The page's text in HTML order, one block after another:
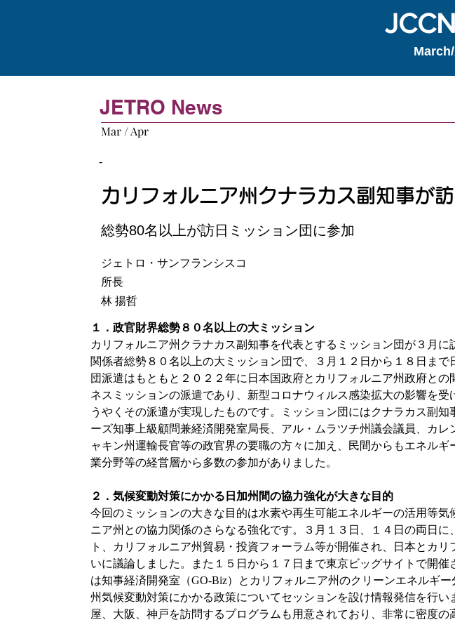
JETRO News
Mar / Apr
-
カリフォルニア州クナラカス副知事が訪
総勢80名以上が訪日ミッション団に参加
ジェトロ・サンフランシスコ
所長
林 揚哲
１．政官財界総勢８０名以上の大ミッション
カリフォルニア州クラナカス副知事を代表とするミッション団が３月
関係者総勢８０名以上の大ミッション団で、３月１２日から１８日ま
団派遣はもともと２０２２年に日本国政府とカリフォルニア州政府と
ネスミッションの派遣であり、新型コロナウィルス感染拡大の影響を受
うやくその派遣が実現したものです。ミッション団にはクナラカス副
ーズ知事上級顧問兼経済開発室局長、アル・ムラツチ州議会議員、カ
ャキン州運輸長官等の政官界の要職の方々に加え、民間からもエネル
業分野等の経営層から多数の参加がありました。
２．気候変動対策にかかる日加州間の協力強化が大きな目的
今回のミッションの大きな目的は水素や再生可能エネルギーの活用等
ニア州との協力関係のさらなる強化です。３月１３日、１４日の両日
ト、カリフォルニア州貿易・投資フォーラム等が開催され、日本とカ
いに議論しました。また１５日から１７日まで東京ビッグサイトで開催
は知事経済開発室（GO-Biz）とカリフォルニア州のクリーンエネルギ
州気候変動対策にかかる政策についてセッションを設け情報発信を行
屋、大阪、神戸を訪問するプログラムも用意されており、非常に密度の